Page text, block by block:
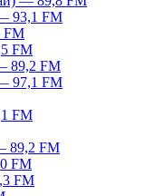
93,1 FM
FM
FM
89,2 FM
97,1 FM
FM
89,2 FM
FM
FM